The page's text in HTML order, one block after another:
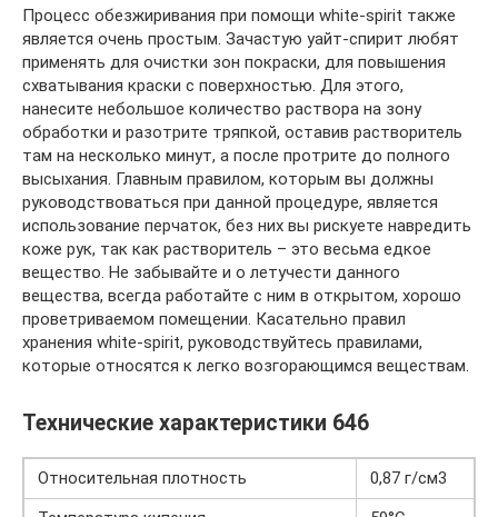
Процесс обезжиривания при помощи white-spirit также
является очень простым. Зачастую уайт-спирит любят
применять для очистки зон покраски, для повышения
схватывания краски с поверхностью. Для этого,
нанесите небольшое количество раствора на зону
обработки и разотрите тряпкой, оставив растворитель
там на несколько минут, а после протрите до полного
высыхания. Главным правилом, которым вы должны
руководствоваться при данной процедуре, является
использование перчаток, без них вы рискуете навредить
коже рук, так как растворитель – это весьма едкое
вещество. Не забывайте и о летучести данного
вещества, всегда работайте с ним в открытом, хорошо
проветриваемом помещении. Касательно правил
хранения white-spirit, руководствуйтесь правилами,
которые относятся к легко возгорающимся веществам.
Технические характеристики 646
Относительная плотность
0,87 г/см3